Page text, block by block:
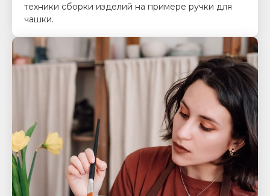
техники сборки изделий на примере ручки для
чашки.